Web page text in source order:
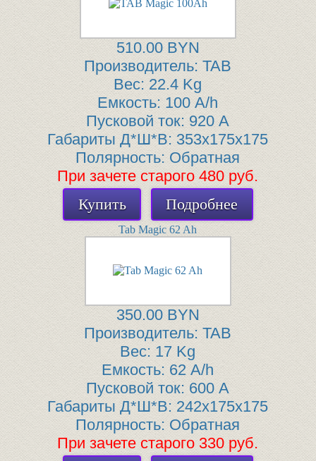
510.00 BYN
Производитель:TAB
Вес: 22.4 Kg
Емкость: 100 A/h
Пусковой ток: 920 A
Габариты Д*Ш*В: 353x175x175
Полярность: Обратная
При зачете старого 480 руб.
Купить
Подробнее
Tab Magic 62 Ah
350.00 BYN
Производитель:TAB
Вес: 17 Kg
Емкость: 62 A/h
Пусковой ток: 600 A
Габариты Д*Ш*В: 242x175x175
Полярность: Обратная
При зачете старого 330 руб.